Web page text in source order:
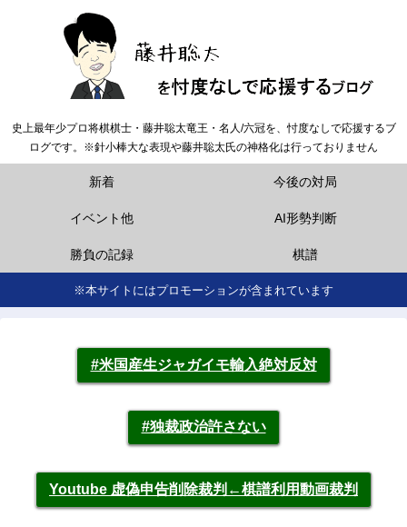
史上最年少プロ将棋棋士・藤井聡太竜王・名人/六冠を、忖度なしで応援するブ
ログです。※針小棒大な表現や藤井聡太氏の神格化は行っておりません
新着 今後の対局
イベント他 AI形勢判断
勝負の記録 棋譜
※本サイトにはプロモーションが含まれています
#米国産生ジャガイモ輸入絶対反対
#独裁政治許さない
Youtube 虚偽申告削除裁判←棋譜利用動画裁判